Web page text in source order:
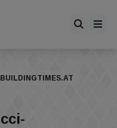
BUILDINGTIMES.AT